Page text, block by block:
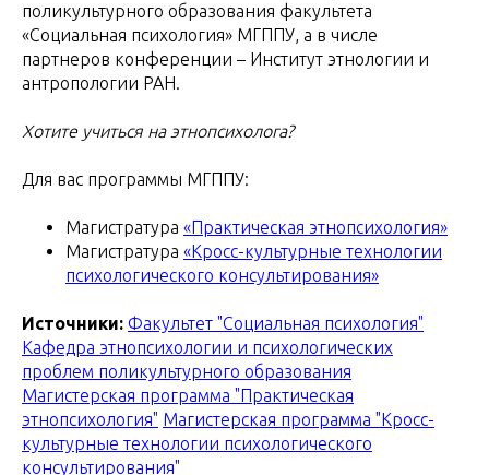
поликультурного образования факультета
«Социальная психология» МГППУ, а в числе
партнеров конференции – Институт этнологии и
антропологии РАН.
Хотите учиться на этнопсихолога?
Для вас программы МГППУ:
Магистратура «Практическая этнопсихология»
Магистратура «Кросс-культурные технологии
психологического консультирования»
Источники: Факультет "Социальная психология"
Кафедра этнопсихологии и психологических
проблем поликультурного образования
Магистерская программа "Практическая
этнопсихология" Магистерская программа "Кросс-
культурные технологии психологического
консультирования"